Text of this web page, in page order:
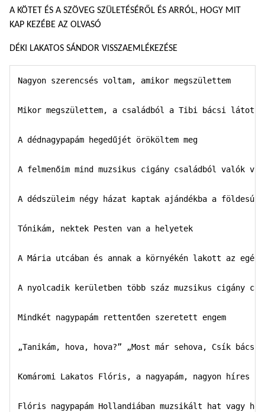
A KÖTET ÉS A SZÖVEG SZÜLETÉSÉRŐL ÉS ARRÓL, HOGY MIT
KAP KEZÉBE AZ OLVASÓ
DÉKI LAKATOS SÁNDOR VISSZAEMLÉKEZÉSE
Nagyon szerencsés voltam, amikor megszülettem
Mikor megszülettem, a családból a Tibi bácsi látott
A dédnagypapám hegedűjét örököltem meg
A felmenőim mind muzsikus cigány családból valók
A dédszüleim négy házat kaptak ajándékba a
Tónikám, nektek Pesten van a helyetek
A Mária utcában és annak a környékén lakott az
A nyolcadik kerületben több száz muzsikus cigány
Mindkét nagypapám rettentően szeretett engem
„Tanikám, hova, hova?” „Most már sehova, Csík
Komáromi Lakatos Flóris, a nagyapám, nagyon híres
Flóris nagypapám Hollandiában muzsikált hat vagy